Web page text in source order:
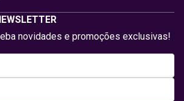
novidades e promoções exclusivas!